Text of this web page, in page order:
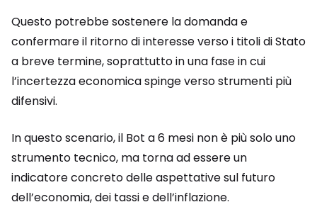
Questo potrebbe sostenere la domanda e
confermare il ritorno di interesse verso i titoli di Stato
a breve termine, soprattutto in una fase in cui
l’incertezza economica spinge verso strumenti più
difensivi.
In questo scenario, il Bot a 6 mesi non è più solo uno
strumento tecnico, ma torna ad essere un
indicatore concreto delle aspettative sul futuro
dell’economia, dei tassi e dell’inflazione.